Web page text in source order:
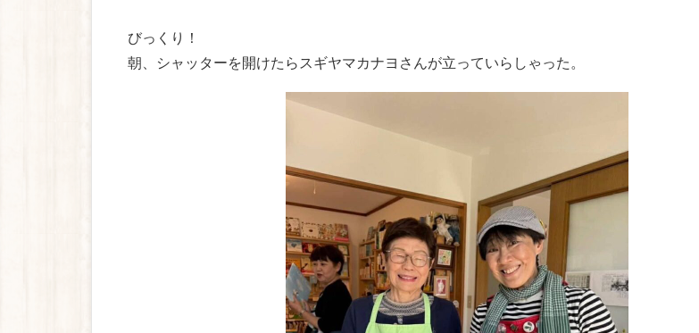
びっくり！
朝、シャッターを開けたらスギヤマカナヨさんが立っていらしゃった。